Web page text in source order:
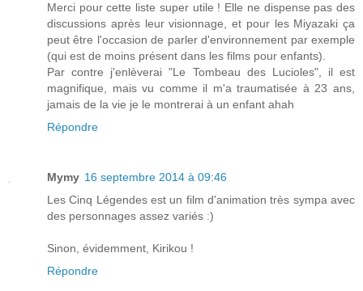
Merci pour cette liste super utile ! Elle ne dispense pas des
discussions après leur visionnage, et pour les Miyazaki ça
peut être l'occasion de parler d'environnement par exemple
(qui est de moins présent dans les films pour enfants).
Par contre j'enlèverai "Le Tombeau des Lucioles", il est
magnifique, mais vu comme il m'a traumatisée à 23 ans,
jamais de la vie je le montrerai à un enfant ahah
Répondre
Mymy 16 septembre 2014 à 09:46
Les Cinq Légendes est un film d'animation très sympa avec
des personnages assez variés :)
Sinon, évidemment, Kirikou !
Répondre